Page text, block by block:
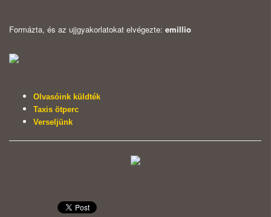
Formázta, és az ujjgyakorlatokat elvégezte: emillio
Olvasóink küldték
Taxis ötperc
Verseljünk